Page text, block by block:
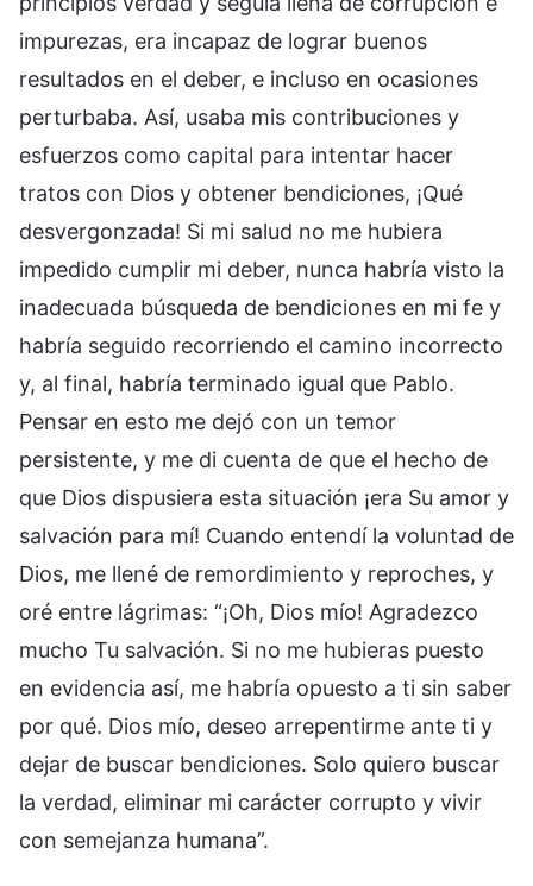
impurezas, era incapaz de lograr buenos
resultados en el deber, e incluso en ocasiones
perturbaba. Así, usaba mis contribuciones y
esfuerzos como capital para intentar hacer
tratos con Dios y obtener bendiciones, ¡Qué
desvergonzada! Si mi salud no me hubiera
impedido cumplir mi deber, nunca habría visto la
inadecuada búsqueda de bendiciones en mi fe y
habría seguido recorriendo el camino incorrecto
y, al final, habría terminado igual que Pablo.
Pensar en esto me dejó con un temor
persistente, y me di cuenta de que el hecho de
que Dios dispusiera esta situación ¡era Su amor y
salvación para mí! Cuando entendí la voluntad de
Dios, me llené de remordimiento y reproches, y
oré entre lágrimas: “¡Oh, Dios mío! Agradezco
mucho Tu salvación. Si no me hubieras puesto
en evidencia así, me habría opuesto a ti sin saber
por qué. Dios mío, deseo arrepentirme ante ti y
dejar de buscar bendiciones. Solo quiero buscar
la verdad, eliminar mi carácter corrupto y vivir
con semejanza humana”.